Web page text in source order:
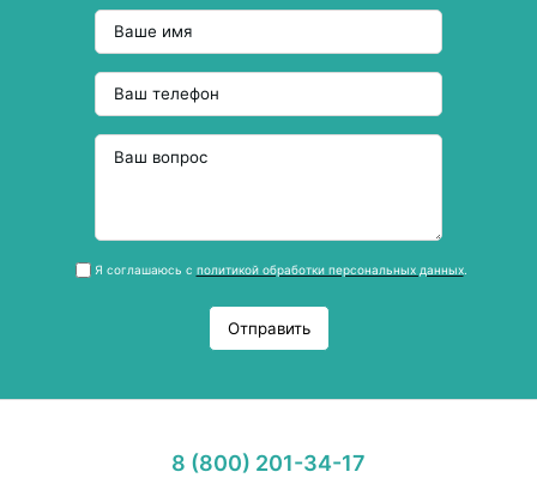
Я соглашаюсь с политикой обработки персональных данных.
Отправить
8 (800) 201-34-17